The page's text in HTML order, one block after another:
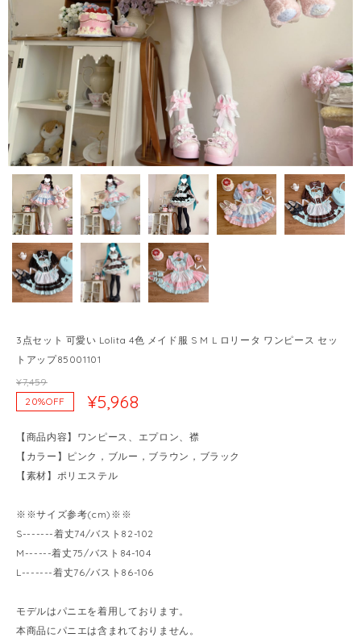
3点セット 可愛い Lolita 4色 メイド服 S M L ロリータ ワンピース セッ
トアップ85001101
¥7,459
20%OFF
¥5,968
【商品内容】ワンピース、エプロン、襟
【カラー】ピンク，ブルー，ブラウン，ブラック
【素材】ポリエステル
※※サイズ参考(cm)※※
S-------着丈74/バスト82-102
M------着丈75/バスト84-104
L-------着丈76/バスト86-106
モデルはパニエを着用しております。
本商品にパニエは含まれておりません。